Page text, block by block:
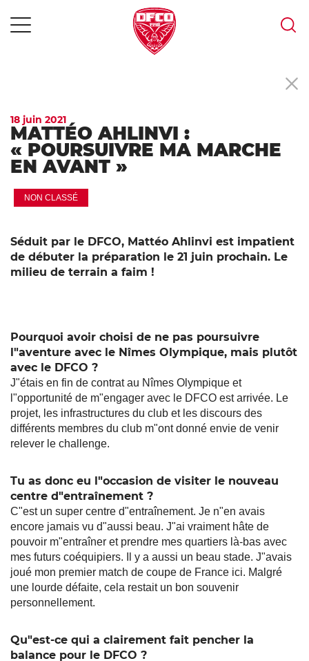
18 juin 2021
MATTÉO AHLINVI :
« POURSUIVRE MA MARCHE
EN AVANT »
NON CLASSÉ
Séduit par le DFCO, Mattéo Ahlinvi est impatient
de débuter la préparation le 21 juin prochain. Le
milieu de terrain a faim !
Pourquoi avoir choisi de ne pas poursuivre
l"aventure avec le Nîmes Olympique, mais plutôt
avec le DFCO ?
J"étais en fin de contrat au Nîmes Olympique et
l"opportunité de m"engager avec le DFCO est arrivée. Le
projet, les infrastructures du club et les discours des
différents membres du club m"ont donné envie de venir
relever le challenge.
Tu as donc eu l"occasion de visiter le nouveau
centre d"entraînement ?
C"est un super centre d"entraînement. Je n"en avais
encore jamais vu d"aussi beau. J"ai vraiment hâte de
pouvoir m"entraîner et prendre mes quartiers là-bas avec
mes futurs coéquipiers. Il y a aussi un beau stade. J"avais
joué mon premier match de coupe de France ici. Malgré
une lourde défaite, cela restait un bon souvenir
personnellement.
Qu"est-ce qui a clairement fait pencher la
balance pour le DFCO ?